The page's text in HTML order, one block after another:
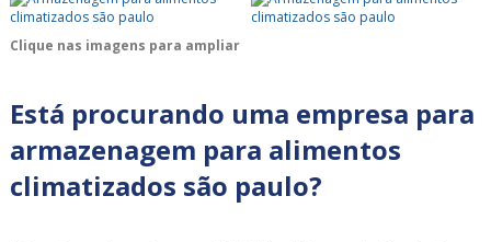
Clique nas imagens para ampliar
Está procurando uma empresa para
armazenagem para alimentos
climatizados são paulo?